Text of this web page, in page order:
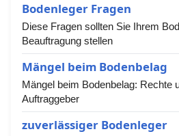
Bodenleger Fragen
Diese Fragen sollten Sie Ihrem
Beauftragung stellen
Mängel beim Bodenbelag
Mängel beim Bodenbelag: Rechte
Auftraggeber
zuverlässiger Bodenleger